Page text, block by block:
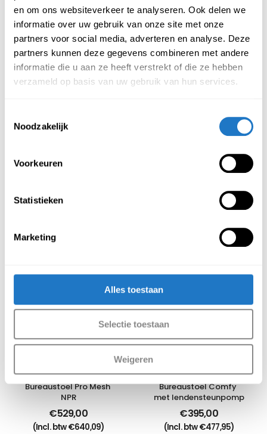
en om ons websiteverkeer te analyseren. Ook delen we
informatie over uw gebruik van onze site met onze
partners voor social media, adverteren en analyse. Deze
partners kunnen deze gegevens combineren met andere
informatie die u aan ze heeft verstrekt of die ze hebben
verzameld op basis van uw gebruik van hun services.
Noodzakelijk
Voorkeuren
Statistieken
Marketing
Alles toestaan
Selectie toestaan
Weigeren
Onderstaand staan de kenmerken van deze exclusieve en
tijdloze dressoirkast beschreven.
Kenmerken dressoirkast Cubus – 2 lades:
Het blad beschikt over een dikte van 18 mm
Afmetingen deze kast zijn: 160 x 44 x 108 cm
Meer producten
Bureaustoel Pro Mesh
NPR
€529,00
(Incl. btw€640,09)
Bureaustoel Comfy
met lendensteunpomp
€395,00
(Incl. btw€477,95)